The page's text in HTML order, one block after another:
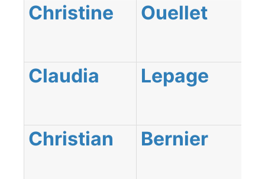
Christine
Ouellet
Claudia Lepage
Christian Bernier